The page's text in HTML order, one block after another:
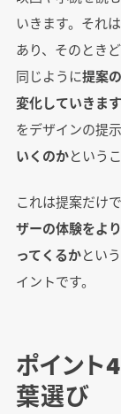
いきます。それ
あり、そのとき
同じように提案
変化していきます
をデザインの提
いくのかという
これは提案だけ
ザーの体験をよ
ってくるかとい
イントです。
ポイン
葉選び